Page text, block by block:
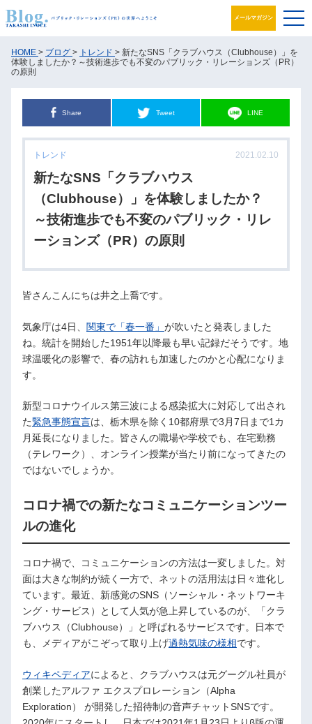
メールマガジン
ブログ
パブリック・リレーションズとは
アカデミック活動
井之上PRグループ
HOME > ブログ > トレンド > 新たなSNS「クラブハウス（Clubhouse）」を
体験しましたか？～技術進歩でも不変のパブリック・リレーションズ（PR）
の原則
Share Tweet LINE
トレンド 2021.02.10
新たなSNS「クラブハウス
（Clubhouse）」を体験しましたか？
～技術進歩でも不変のパブリック・リレ
ーションズ（PR）の原則
皆さんこんにちは井之上喬です。
気象庁は4日、 関東で「春一番」 が吹いたと発表しました
ね。統計を開始した1951年以降最も早い記録だそうです。地
球温暖化の影響で、春の訪れも加速したのかと心配になりま
す。
新型コロナウイルス第三波による感染拡大に対応して出され
た緊急事態宣言は、栃木県を除く10都府県で3月7日まで1カ
月延長になりました。皆さんの職場や学校でも、在宅勤務
（テレワーク）、オンライン授業が当たり前になってきたの
ではないでしょうか。
コロナ禍での新たなコミュニケーションツー
ルの進化
コロナ禍で、コミュニケーションの方法は一変しました。対
面は大きな制約が続く一方で、ネットの活用法は日々進化し
ています。最近、新感覚のSNS（ソーシャル・ネットワーキ
ング・サービス）として人気が急上昇しているのが、「クラ
ブハウス（Clubhouse）」と呼ばれるサービスです。日本で
も、メディアがこぞって取り上げ過熱気味の様相です。
ウィキペディアによると、クラブハウスは元グーグル社員が
創業したアルファ エクスプロレーション（Alpha
Exploration） が開発した招待制の音声チャットSNSです。